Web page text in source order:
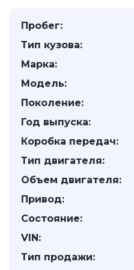
Пробег:
Тип кузова:
Марка:
Модель:
Поколение:
Год выпуска:
Коробка передач:
Тип двигателя:
Объем двигателя:
Привод:
Состояние:
VIN:
Тип продажи: